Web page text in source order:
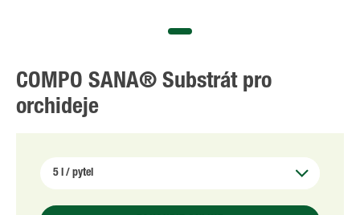
COMPO SANA® Substrát pro
orchideje